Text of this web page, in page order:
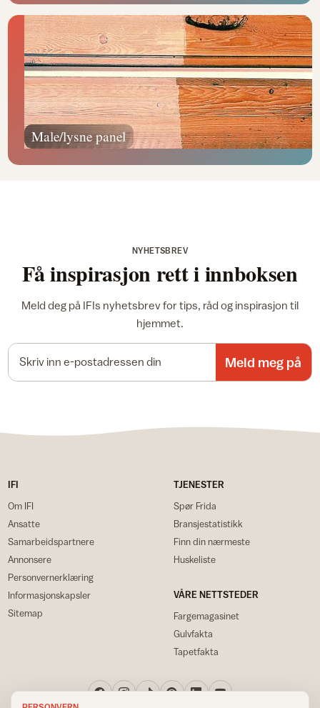
Male/lysne panel
NYHETSBREV
Få inspirasjon rett i innboksen
Meld deg på IFIs nyhetsbrev for tips, råd og inspirasjon til
hjemmet.
Meld meg på
IFI
Om IFI
Ansatte
Samarbeidspartnere
Annonsere
Personvernerklæring
Informasjonskapsler
Sitemap
TJENESTER
Spør Frida
Bransjestatistikk
Finn din nærmeste
Huskeliste
VÅRE NETTSTEDER
Fargemagasinet
Gulvfakta
Tapetfakta